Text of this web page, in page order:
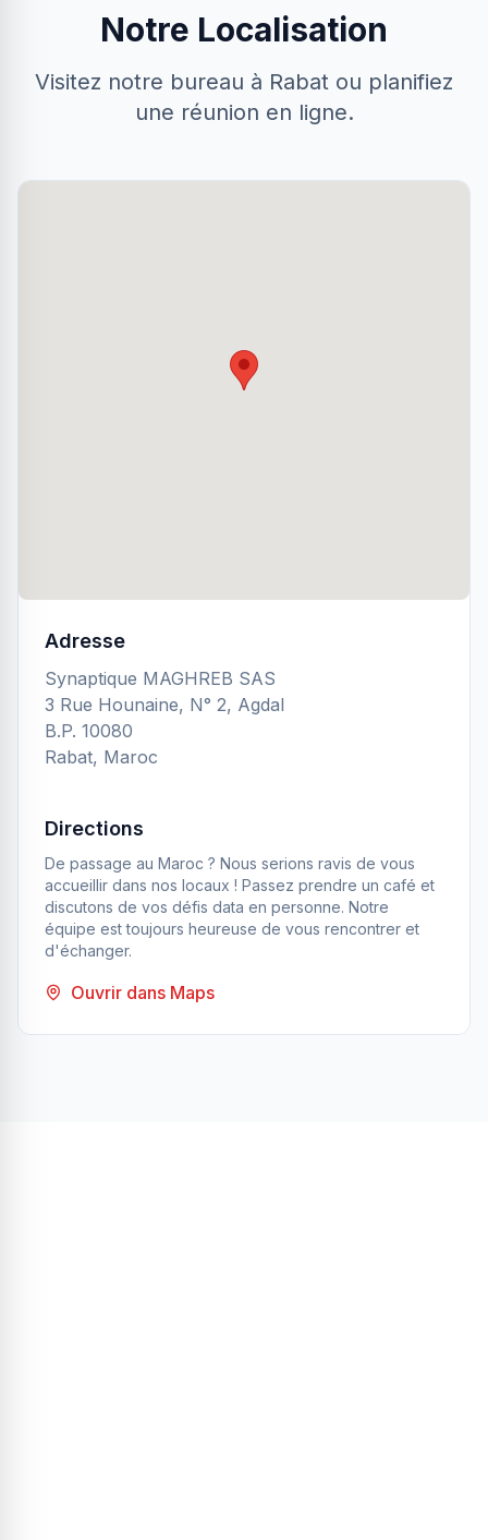
Notre Localisation
Visitez notre bureau à Rabat ou planifiez
une réunion en ligne.
Adresse
Synaptique MAGHREB SAS
3 Rue Hounaine, N° 2, Agdal
B.P. 10080
Rabat, Maroc
Directions
De passage au Maroc ? Nous serions ravis de vous
accueillir dans nos locaux ! Passez prendre un café et
discutons de vos défis data en personne. Notre
équipe est toujours heureuse de vous rencontrer et
d'échanger.
Ouvrir dans Maps